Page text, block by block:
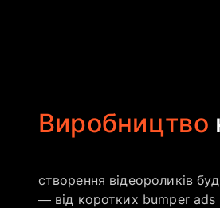
Виробництво
створення відеороликів
— від коротких bumper ads